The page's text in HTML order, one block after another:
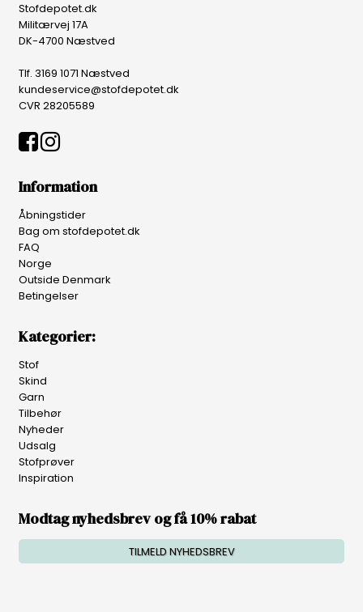
Stofdepotet.dk
Militærvej 17A
DK-4700 Næstved
Tlf. 3169 1071 Næstved
kundeservice@stofdepotet.dk
CVR 28205589
Information
Åbningstider
Bag om stofdepotet.dk
FAQ
Norge
Outside Denmark
Betingelser
Kategorier:
Stof
Skind
Garn
Tilbehør
Nyheder
Udsalg
Stofprøver
Inspiration
Modtag nyhedsbrev og få 10% rabat
TILMELD NYHEDSBREV